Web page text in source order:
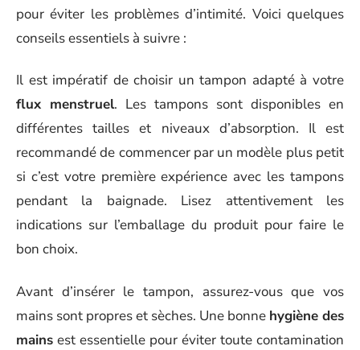
pour éviter les problèmes d’intimité. Voici quelques
conseils essentiels à suivre :
Il est impératif de choisir un tampon adapté à votre
flux menstruel. Les tampons sont disponibles en
différentes tailles et niveaux d’absorption. Il est
recommandé de commencer par un modèle plus petit
si c’est votre première expérience avec les tampons
pendant la baignade. Lisez attentivement les
indications sur l’emballage du produit pour faire le
bon choix.
Avant d’insérer le tampon, assurez-vous que vos
mains sont propres et sèches. Une bonne hygiène des
mains est essentielle pour éviter toute contamination